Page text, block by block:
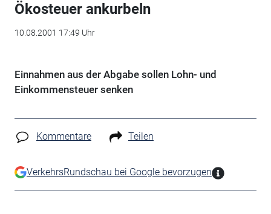
Ökosteuer ankurbeln
10.08.2001 17:49 Uhr
Einnahmen aus der Abgabe sollen Lohn- und
Einkommensteuer senken
Kommentare Teilen
VerkehrsRundschau bei Google bevorzugen